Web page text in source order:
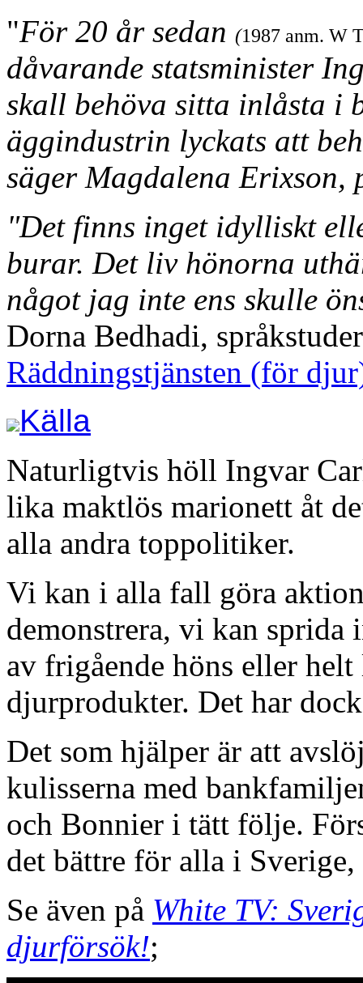
"För 20 år sedan (1987 anm. W
dåvarande statsminister
skall behöva sitta inlåsta i
äggindustrin lyckats att
säger Magdalena
"Det finns inget idylliskt
burar. Det liv hönorna
något jag inte ens skulle
Dorna Bedhadi,
Räddningstjänsten (för
Källa
Naturligtvis höll Ingvar
lika maktlös marionett åt
alla andra toppolitiker.
Vi kan i alla fall göra
demonstrera, vi kan
av frigående höns eller
djurprodukter. Det har
Det som hjälper är att
kulisserna med
och Bonnier i tätt följe.
det bättre för alla i
Se även på White TV:
djurförsök!;